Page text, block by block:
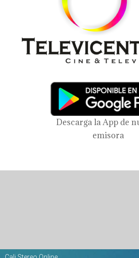
Descarga la App de
emisora